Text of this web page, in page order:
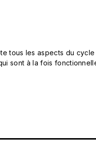
tous les aspects du
à la fois